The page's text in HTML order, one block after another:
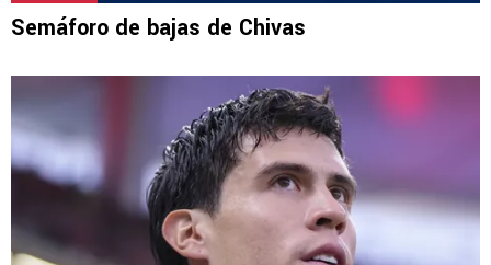
Semáforo de bajas de Chivas